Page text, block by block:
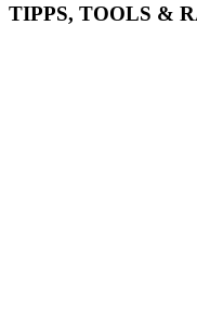
TIPPS, TOOLS &